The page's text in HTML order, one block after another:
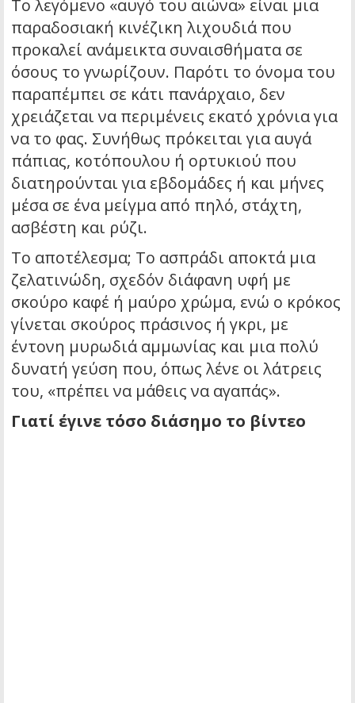
Το λεγόμενο «αυγό του αιώνα» είναι μια
παραδοσιακή κινέζικη λιχουδιά που
προκαλεί ανάμεικτα συναισθήματα σε
όσους το γνωρίζουν. Παρότι το όνομα του
παραπέμπει σε κάτι πανάρχαιο, δεν
χρειάζεται να περιμένεις εκατό χρόνια για
να το φας. Συνήθως πρόκειται για αυγά
πάπιας, κοτόπουλου ή ορτυκιού που
διατηρούνται για εβδομάδες ή και μήνες
μέσα σε ένα μείγμα από πηλό, στάχτη,
ασβέστη και ρύζι.
Το αποτέλεσμα; Το ασπράδι αποκτά μια
ζελατινώδη, σχεδόν διάφανη υφή με
σκούρο καφέ ή μαύρο χρώμα, ενώ ο κρόκος
γίνεται σκούρος πράσινος ή γκρι, με
έντονη μυρωδιά αμμωνίας και μια πολύ
δυνατή γεύση που, όπως λένε οι λάτρεις
του, «πρέπει να μάθεις να αγαπάς».
Γιατί έγινε τόσο διάσημο το βίντεο